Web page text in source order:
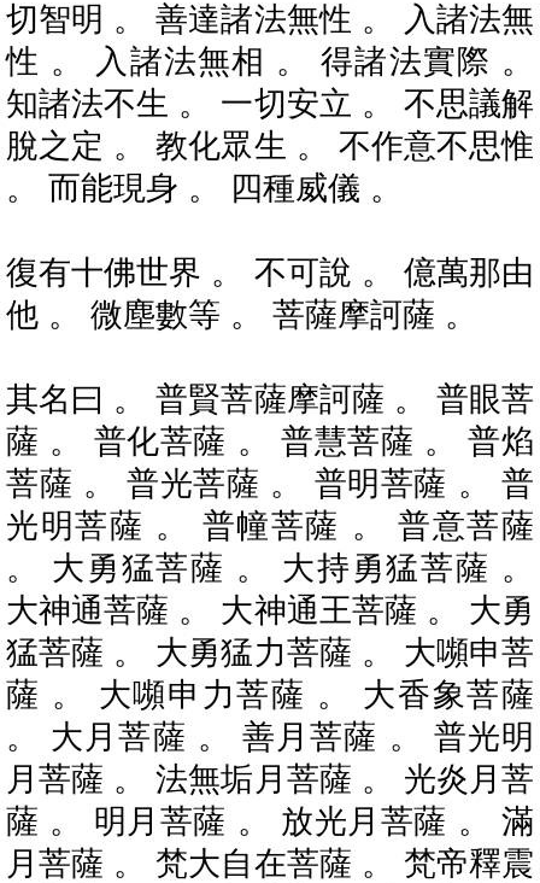
切智明 。 善達諸法無性 。 入諸法無
性 。 入諸法無相 。 得諸法實際 。
知諸法不生 。 一切安立 。 不思議解
脫之定 。 教化眾生 。 不作意不思惟
。 而能現身 。 四種威儀 。
復有十佛世界 。 不可說 。 億萬那由
他 。 微塵數等 。 菩薩摩訶薩 。
其名曰 。 普賢菩薩摩訶薩 。 普眼菩
薩 。 普化菩薩 。 普慧菩薩 。 普焰
菩薩 。 普光菩薩 。 普明菩薩 。 普
光明菩薩 。 普幢菩薩 。 普意菩薩
。 大勇猛菩薩 。 大持勇猛菩薩 。
大神通菩薩 。 大神通王菩薩 。 大勇
猛菩薩 。 大勇猛力菩薩 。 大嚬申菩
薩 。 大嚬申力菩薩 。 大香象菩薩
。 大月菩薩 。 善月菩薩 。 普光明
月菩薩 。 法無垢月菩薩 。 光炎月菩
薩 。 明月菩薩 。 放光月菩薩 。 滿
月菩薩 。 梵大自在菩薩 。 梵帝釋震